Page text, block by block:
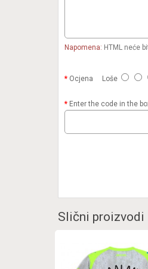
Napomena: HTML neće
Ocjena Loše
Enter the code in the
Slični proizvodi